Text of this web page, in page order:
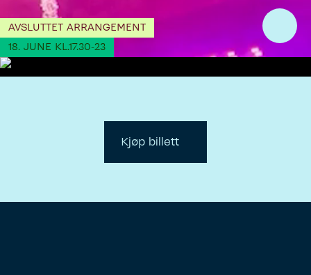
18. JUNE KL.17.30-23
AVSLUTTET ARRANGEMENT
Kjøp billett